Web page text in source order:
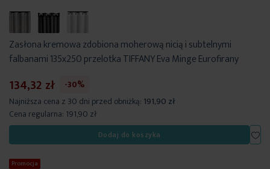
Zasłona kremowa zdobiona moherową nicią i subtelnymi
falbanami 135x250 przelotka TIFFANY Eva Minge Eurofirany
134,32 zł
-30%
Najniższa cena z 30 dni przed obniżką: 191,90 zł
Cena regularna: 191,90 zł
Dodaj do koszyka
Promocja